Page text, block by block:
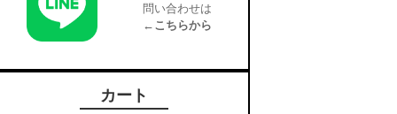
問い合わせは
←こちらから
カート